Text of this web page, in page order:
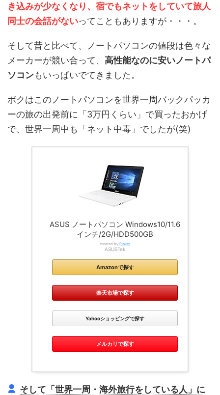
き込みが少なくなり、宿でもネットをしていて旅人
同士の会話がないってこともありますが・・・。
そして昔と比べて、ノートパソコンの値段は色々な
メーカーが競い合って、 高性能なのに安いノートパ
ソコンもいっぱいでてきました。
ボクはこのノートパソコンを世界一周バックパッカ
ーの旅の出発前に「3万円くらい」で買ったおかげ
で、世界一周中も「ネット中毒」でしたが(笑)
ASUS ノートパソコン Windows10/11.6
インチ/2G/HDD500GB
created by Rinker
ASUSTek
Amazonで探す
楽天市場で探す
Yahooショッピングで探す
メルカリで探す
そして「世界一周・海外旅行をしている人」に